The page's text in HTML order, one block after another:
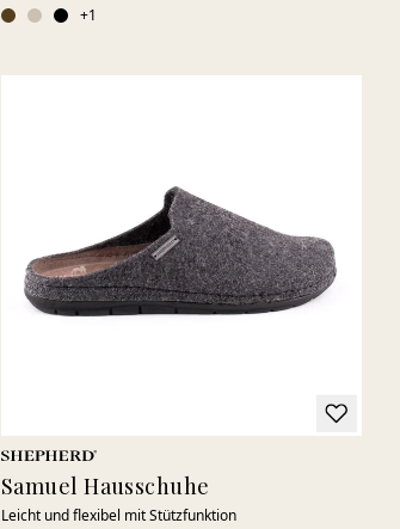
+1
Samuel Hausschuhe
Leicht und flexibel mit Stützfunktion